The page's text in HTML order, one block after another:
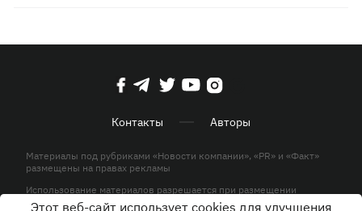
Контакты Авторы
Материалы под рубриками «Новости компании», «PR» и «Факт»
размещены на правах рекламы
Использование материалов разрешается при размещении
активной гиперссылки на KP.UA в первом абзаце.
Этот веб-сайт использует cookies для улучшения